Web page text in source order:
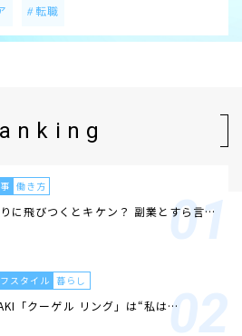
転職
働き方
に飛びつくとキケン？ 副業とすら言…
スタイル 暮らし
「クーゲル リング」は“私は…